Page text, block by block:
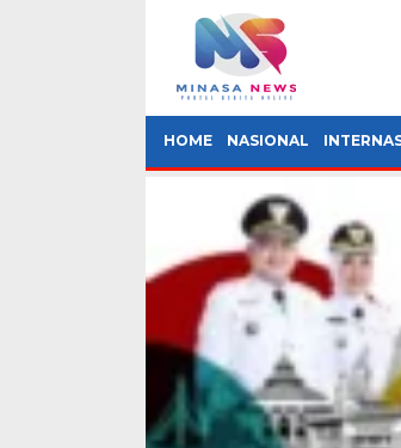
HOME NASIONAL